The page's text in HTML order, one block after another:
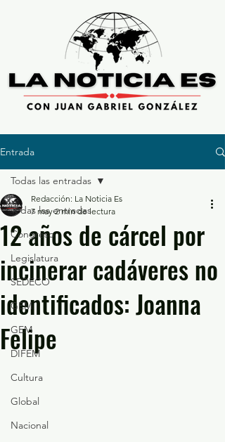
Entrada
Todas las entradas
Congreso
Legislatura
SEDECO
GEM
GEM
DIFEM
Cultura
Global
Nacional
Todas las entradas
12 años de cárcel por
incinerar cadáveres no
identificados: Joanna
Felipe
Redacción: La Noticia Es
7 may 2 min de lectura